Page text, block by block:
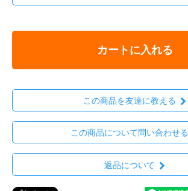
カートに入れる
この商品を友達に教える
この商品について問い合わせる
返品について